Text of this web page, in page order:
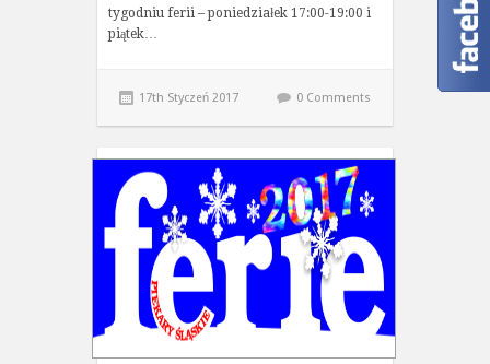
tygodniu ferii – poniedziałek 17:00-19:00 i
piątek…
17th Styczeń 2017 0 Comments